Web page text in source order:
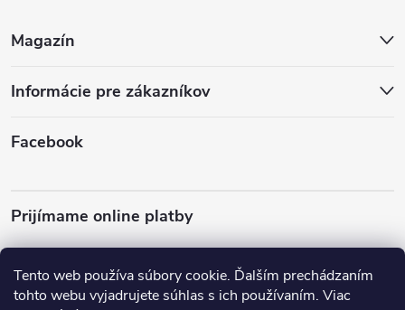
Tento web používa súbory cookie. Ďalším prechádzaním
tohto webu vyjadrujete súhlas s ich používaním. Viac
p
ä
i
e
Magazín
Informácie pre zákazníkov
Facebook
Prijímame online platby